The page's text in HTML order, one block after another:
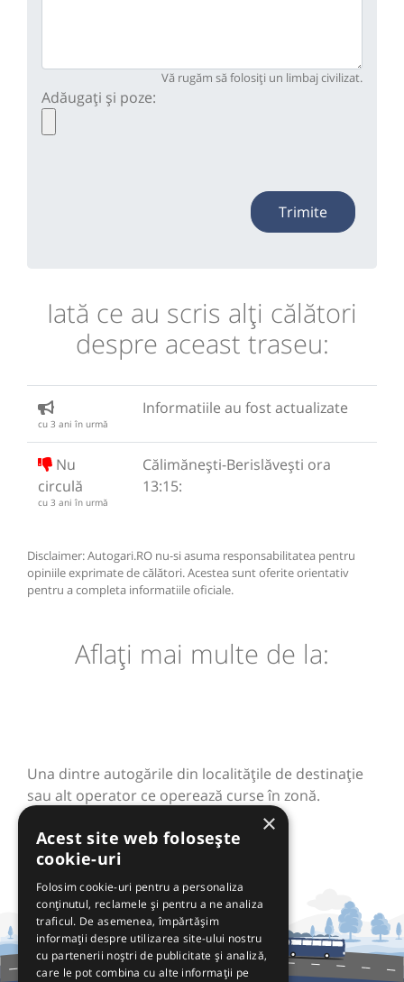
Vă rugăm să folosiți un limbaj civilizat.
Adăugați și poze:
Trimite
Iată ce au scris alţi călători
despre aceast traseu:
cu 3 ani în urmă
Informatiile au fost actualizate
Nu
circulă
cu 3 ani în urmă
Călimănești-Berislăvești ora
13:15:
Disclaimer: Autogari.RO nu-si asuma responsabilitatea pentru
opiniile exprimate de călători. Acestea sunt oferite orientativ
pentru a completa informatiile oficiale.
Aflaţi mai multe de la:
Una dintre autogările din localităţile de destinaţie
sau alt operator ce operează curse în zonă.
×
Acest site web folosește
cookie-uri
Folosim cookie-uri pentru a personaliza
conținutul, reclamele și pentru a ne analiza
traficul. De asemenea, împărtășim
informații despre utilizarea site-ului nostru
cu partenerii noștri de publicitate și analiză,
care le pot combina cu alte informații pe